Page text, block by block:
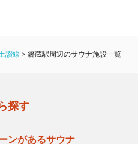
讃線 > 箸蔵駅周辺のサウナ施設一覧
探す
ンがあるサウナ